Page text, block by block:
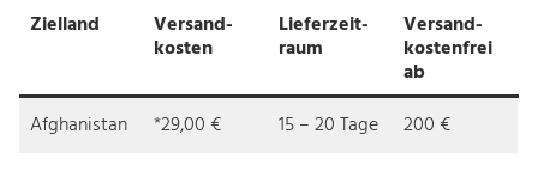
Ziel­land Ver­sand­
kosten
Liefer­zeit­
raum
Ver­sand­
kos­ten­frei
ab
Afghanistan
*29,00 € 15 – 20 Tage
200 €